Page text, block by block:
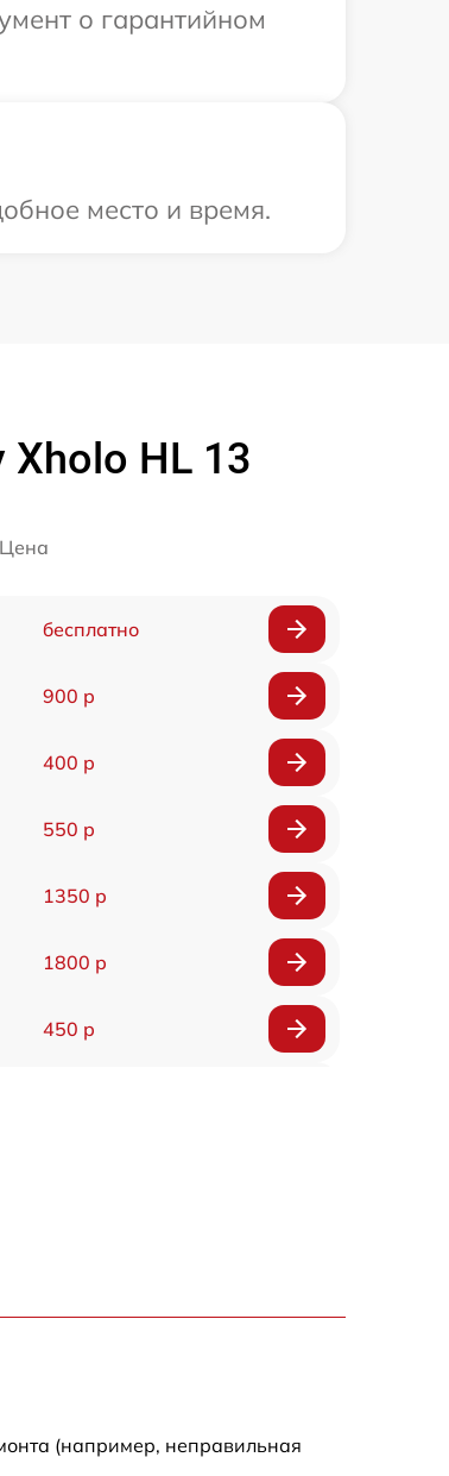
о гарантийном
место и время.
HL 13
Цена
бесплатно
900 р
400 р
550 р
1350 р
1800 р
450 р
(например, неправильная